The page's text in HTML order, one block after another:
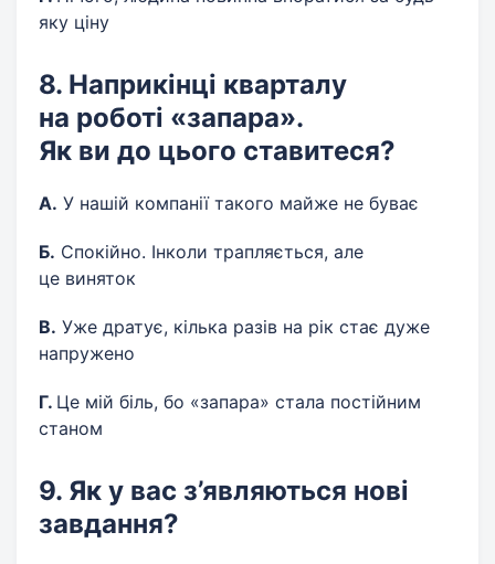
яку ціну
8. Наприкінці кварталу
на роботі «запара».
Як ви до цього ставитеся?
А. У нашій компанії такого майже не буває
Б. Спокійно. Інколи трапляється, але
це виняток
В. Уже дратує, кілька разів на рік стає дуже
напружено
Г. Це мій біль, бо «запара» стала постійним
станом
9. Як у вас з’являються нові
завдання?